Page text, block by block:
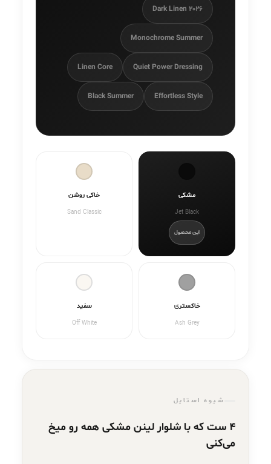
Dark Linen 2026
Monochrome Summer
Quiet Power Dressing
Linen Core
Effortless Style
Black Summer
مشکی
Jet Black
این محصول
خاکی روشن
Sand Classic
خاکستری
Ash Grey
سفید
Off White
شیوه استایل
۴ ست که با شلوار لینن مشکی همه رو میخ
می‌کنی